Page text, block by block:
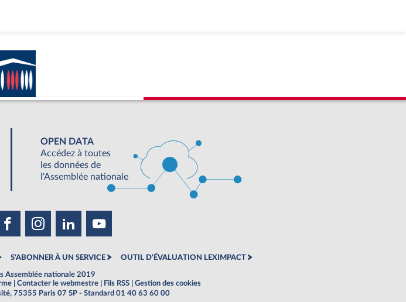
OPEN DATA
Accédez à toutes
les données de
l'Assemblée nationale
S'ABONNER À UN SERVICE OUTIL D'ÉVALUATION LEXIMPACT
Assemblée nationale 2019
Contacter le webmestre Fils RSS
Gestion des cookies
75355 Paris 07 SP - Standard 01 40 63 60 00